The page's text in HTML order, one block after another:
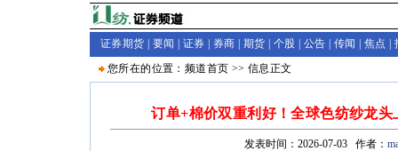
证券期货 | 要闻 证券 券商 期货 个股 公告 传闻 焦点
您所在的位置： 频道首页 >>信息正文
订单+棉价双重利好！全球色纺纱龙
发表时间：2026-07-03 作者：